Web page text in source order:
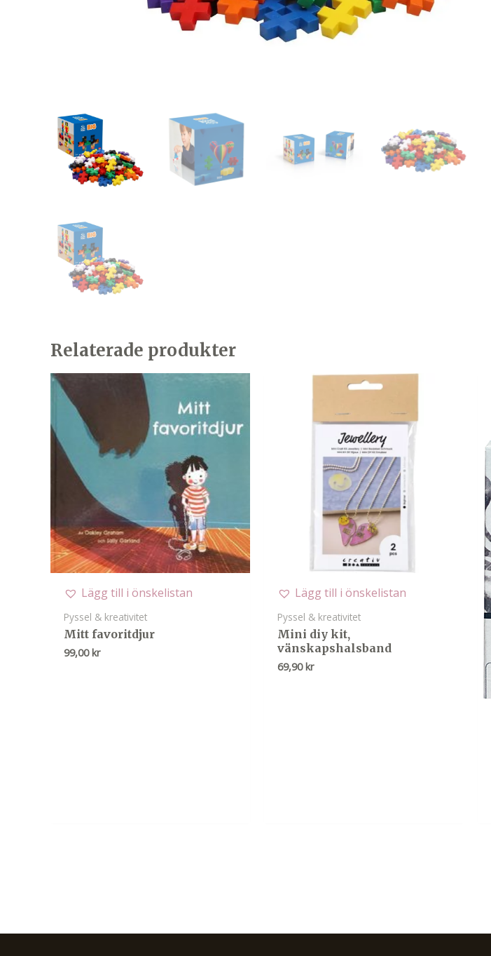
Relaterade produkter
Lägg till i önskelistan
Pyssel & kreativitet
Mitt favoritdjur
99,00 kr
Lägg till i önskelistan
Pyssel & kreativitet
Mini diy kit,
vänskapshalsband
69,90 kr